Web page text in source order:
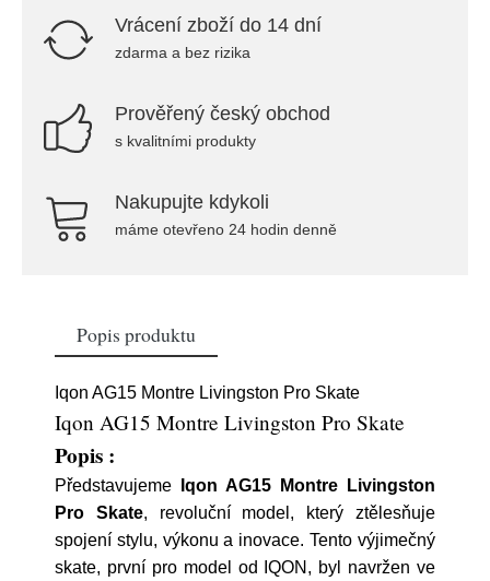
Vrácení zboží do 14 dní
zdarma a bez rizika
Prověřený český obchod
s kvalitními produkty
Nakupujte kdykoli
máme otevřeno 24 hodin denně
Popis produktu
Iqon AG15 Montre Livingston Pro Skate
Iqon AG15 Montre Livingston Pro Skate
Popis :
Představujeme
Iqon AG15 Montre Livingston
Pro Skate, revoluční model, který ztělesňuje
spojení stylu, výkonu a inovace. Tento výjimečný
skate, první pro model od IQON, byl navržen ve